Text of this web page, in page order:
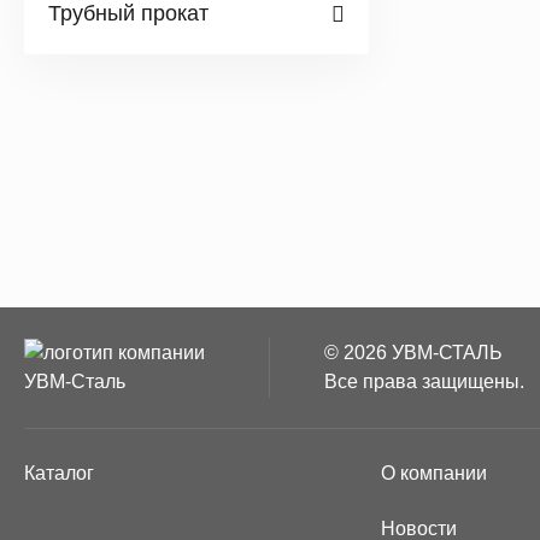
Трубный прокат
С
УВМ-СТАЛЬ
Мы
© 2026 УВМ-СТАЛЬ
Все права защищены.
Каталог О компании
Новости